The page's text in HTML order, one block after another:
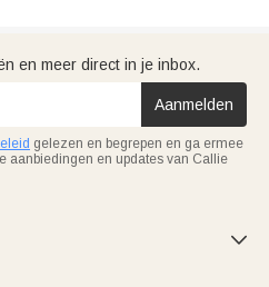
en meer direct in je inbox.
Aanmelden
gelezen en begrepen en ga ermee
aanbiedingen en updates van Callie
